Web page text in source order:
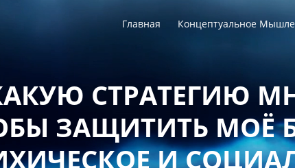
Главная Концептуальное
СТРАТЕГИЮ
ЗАЩИТИТЬ МОЁ
И